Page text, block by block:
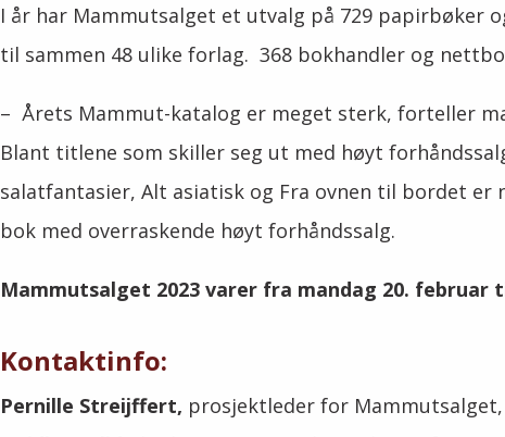
I år har Mammutsalget et utvalg på 729 papirbøker
til sammen 48 ulike forlag. 368 bokhandler og
– Årets Mammut-katalog er meget sterk, forteller
Blant titlene som skiller seg ut med høyt
salatfantasier, Alt asiatisk og Fra ovnen til bordet er
bok med overraskende høyt forhåndssalg.
Mammutsalget 2023 varer fra mandag 20. februar
Kontaktinfo:
Pernille Streijffert, prosjektleder for Mammutsalget,